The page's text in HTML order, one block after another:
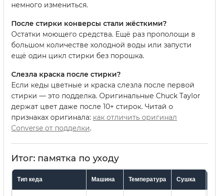
немного измениться.
После стирки конверсы стали жёсткими?
Остатки моющего средства. Ещё раз прополощи в
большом количестве холодной воды или запусти
ещё один цикл стирки без порошка.
Слезла краска после стирки?
Если кеды цветные и краска слезла после первой
стирки — это подделка. Оригинальные Chuck Taylor
держат цвет даже после 10+ стирок. Читай о
признаках оригинала: как отличить оригинал
Converse от подделки.
Итог: памятка по уходу
Тип кеда Машина Температура Сушка